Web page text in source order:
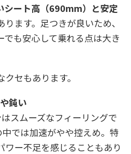
シート高（690mm）と安定
ります。足つきが良いため、
でも安心して乗れる点は大き
セもあります。
鈍い
スムーズなフィーリングで
では加速がやや控えめ。特
ワー不足を感じることもあり